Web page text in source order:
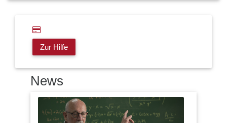
Zur Hilfe
News